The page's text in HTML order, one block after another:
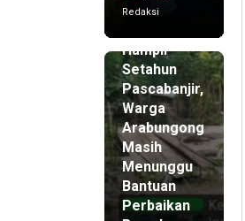
Redaksi
Hampir
Setahun
Pascabanjir,
Warga
Arabungong
Masih
Menunggu
Bantuan
Perbaikan